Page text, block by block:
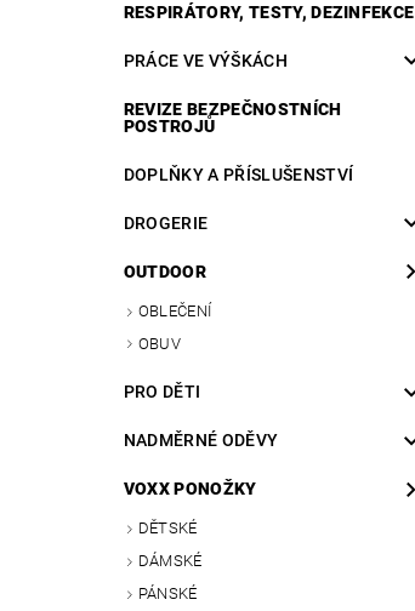
RESPIRÁTORY, TESTY, DEZINFEKCE
PRÁCE VE VÝŠKÁCH
REVIZE BEZPEČNOSTNÍCH
POSTROJŮ
DOPLŇKY A PŘÍSLUŠENSTVÍ
DROGERIE
OUTDOOR
OBLEČENÍ
OBUV
PRO DĚTI
NADMĚRNÉ ODĚVY
VOXX PONOŽKY
DĚTSKÉ
DÁMSKÉ
PÁNSKÉ